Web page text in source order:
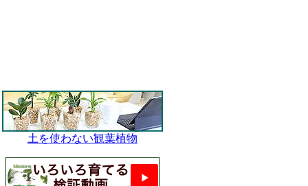
土を使わない観葉植物